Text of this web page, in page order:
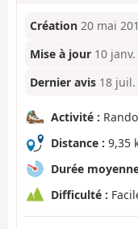
Création 20 mai
Mise à jour 10 janv.
Dernier avis 18 juil.
Activité :
Distance : 9,35
Durée
Difficulté :